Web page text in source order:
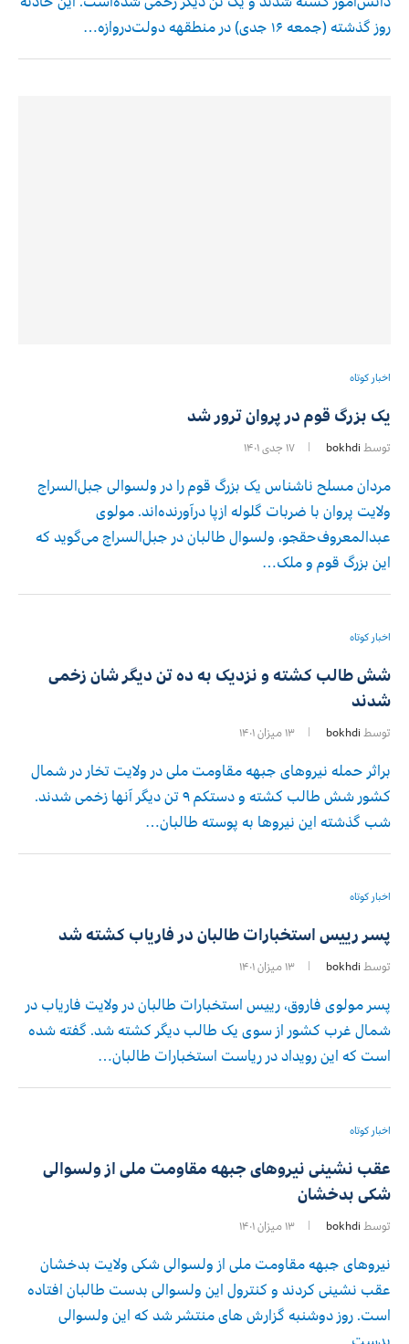
روز گذشته (جمعه ۱۶ جدی) در منطقهه دولت‌دروازه…
اخبار کوتاه
یک بزرگ قوم در پروان ترور شد
توسط bokhdi ۱۷ جدی ۱۴۰۱
مردان مسلح ناشناس یک بزرگ قوم را در ولسوالی جبل‌السراج
ولایت پروان با ضربات گلوله ازپا درآورنده‌اند. مولوی
عبدالمعروف‌حقجو، ولسوال طالبان در جبل‌السراج می‌گوید که
این بزرگ قوم و ملک…
اخبار کوتاه
شش طالب کشته و نزدیک به ده تن دیگر شان زخمی
شدند
توسط bokhdi ۱۳ میزان ۱۴۰۱
براثر حمله نیروهای جبهه مقاومت ملی در ولایت تخار در شمال
کشور شش طالب کشته و دستکم ۹ تن دیگر آنها زخمی شدند.
شب گذشته این نیروها به پوسته طالبان…
اخبار کوتاه
پسر رییس استخبارات طالبان در فاریاب کشته شد
توسط bokhdi ۱۳ میزان ۱۴۰۱
پسر مولوی فاروق، رییس استخبارات طالبان در ولایت فاریاب در
شمال غرب کشور از سوی یک طالب دیگر کشته شد. گفته شده
است که این رویداد در ریاست استخبارات طالبان…
اخبار کوتاه
عقب نشینی نیروهای جبهه مقاومت ملی از ولسوالی
شکی بدخشان
توسط bokhdi ۱۳ میزان ۱۴۰۱
نیروهای جبهه مقاومت ملی از ولسوالی شکی ولایت بدخشان
عقب نشینی کردند و کنترول این ولسوالی بدست طالبان افتاده
است. روز دوشنبه گزارش های منتشر شد که این ولسوالی